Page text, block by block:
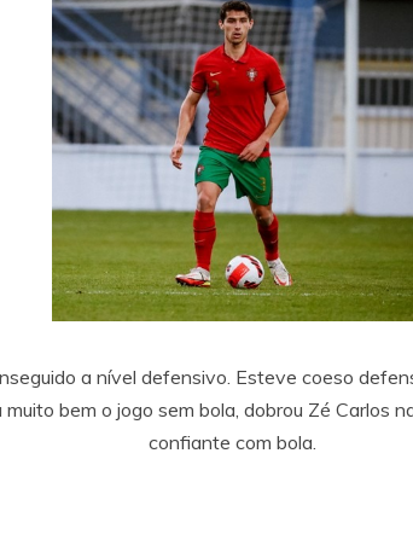
a nível defensivo. Esteve coeso
muito bem o jogo sem bola, dobrou Zé Carlos
confiante com bola.